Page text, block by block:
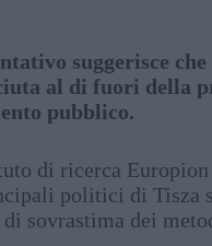
suggerisce
al di fuori della
pubblico.
di ricerca
politici di Tisza
sovrastima dei